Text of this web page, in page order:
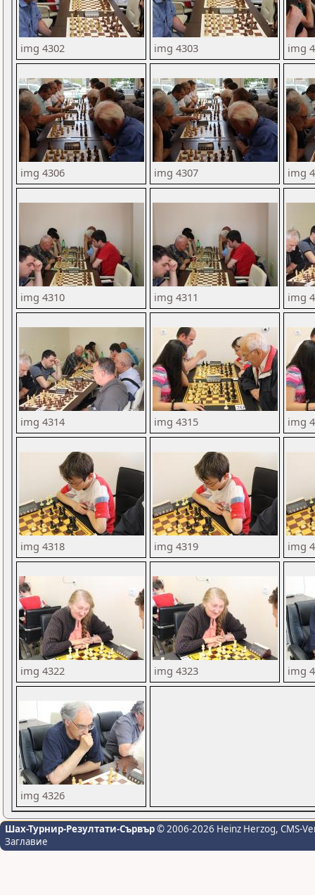
img 4302 img 4303 img
img 4306 img 4307 img
img 4310 img 4311 img
img 4314 img 4315 img
img 4318 img 4319 img
img 4322 img 4323 img
img 4326
Шах-Турнир-Резултати-Сървър© 2006-2026 Heinz Herzog, CMS-
Заглавие